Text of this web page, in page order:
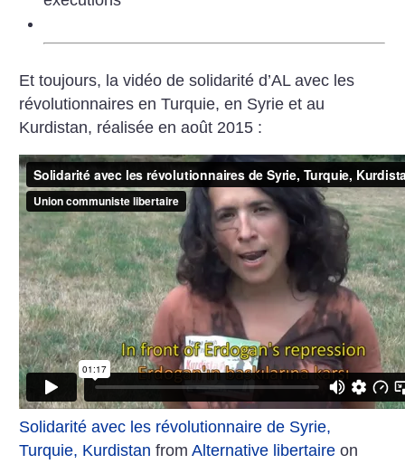
Et toujours, la vidéo de solidarité d’AL avec les
révolutionnaires en Turquie, en Syrie et au
Kurdistan, réalisée en août 2015 :
Solidarité avec les révolutionnaire de Syrie,
Turquie, Kurdistan fromAlternative libertaire on